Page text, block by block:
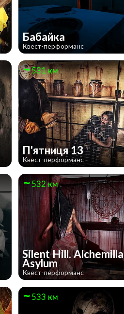
Бабайка
Квест-перформанс
531 км
П'ятниця 13
Квест-перформанс
532 км
Silent Hill. Alchemilla
Asylum
Квест-перформанс
533 км